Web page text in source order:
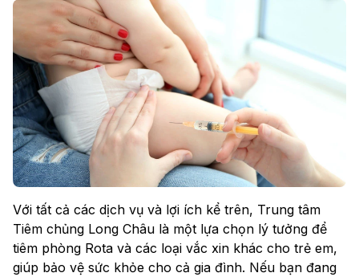
Với tất cả các dịch vụ và lợi ích kể trên, Trung tâm
Tiêm chủng Long Châu là một lựa chọn lý tưởng để
tiêm phòng Rota và các loại vắc xin khác cho trẻ em,
giúp bảo vệ sức khỏe cho cả gia đình. Nếu bạn đang